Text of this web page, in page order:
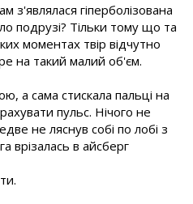
з'являлася гіперболізована
подрузі? Тільки тому що та
моментах твір відчутно
на такий малий об'єм.
а сама стискала пальці на
пульс. Нічого не
не ляснув собі по лобі з
врізалась в айсберг